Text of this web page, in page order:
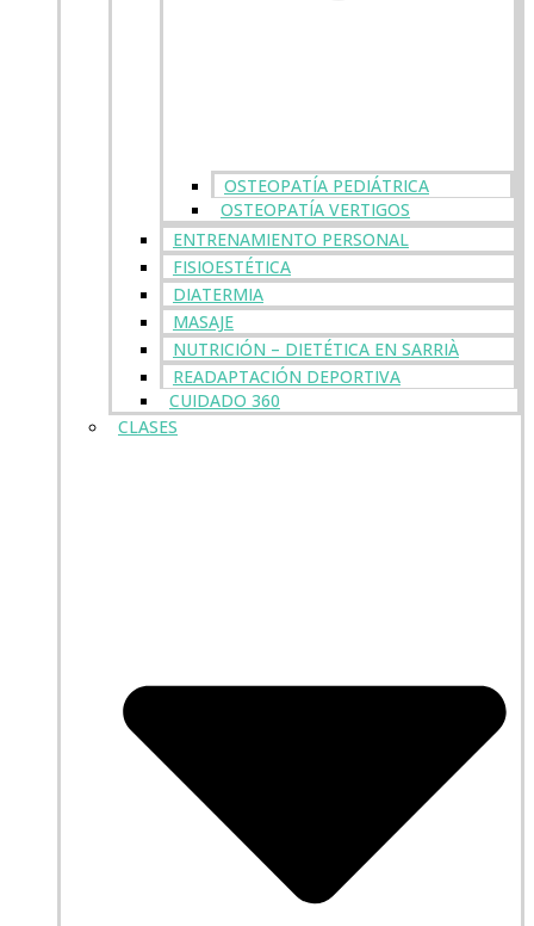
OSTEOPATÍA PEDIÁTRICA
OSTEOPATÍA VERTIGOS
ENTRENAMIENTO PERSONAL
FISIOESTÉTICA
DIATERMIA
MASAJE
NUTRICIÓN – DIETÉTICA EN SARRIÀ
READAPTACIÓN DEPORTIVA
CUIDADO 360
CLASES